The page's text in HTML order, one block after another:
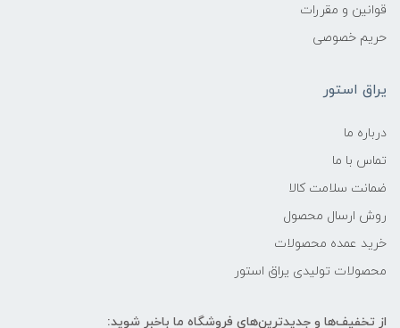
قوانین و مقررات
حریم خصوصی
یراق استور
درباره ما
تماس با ما
ضمانت سلامت کالا
روش ارسال محصول
خرید عمده محصولات
محصولات تولیدی یراق استور
از تخفیف‌ها و جدیدترین‌های فروشگاه ما باخبر شوید: